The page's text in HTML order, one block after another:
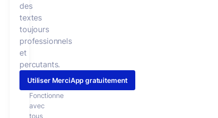
des
textes
toujours
professionnels
et
percutants.
Utiliser MerciApp gratuitement
Fonctionne
avec
tous